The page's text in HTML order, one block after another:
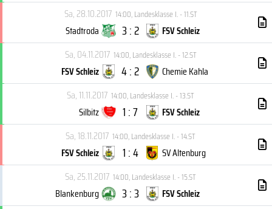
Sa, 28.10.2017 14:00,Landesklasse I. - 11.ST
Stadtroda 3 : 2
FSV Schleiz
Sa, 04.11.2017 14:00,Landesklasse I. - 12.ST
FSV Schleiz 4 : 2
Chemie Kahla
Sa, 11.11.2017 14:00,Landesklasse I. - 13.ST
Silbitz 1 : 7
FSV Schleiz
Sa, 18.11.2017 14:00,Landesklasse I. - 14.ST
FSV Schleiz 1 : 4
SV Altenburg
Sa, 25.11.2017 14:00,Landesklasse I. - 15.ST
Blankenburg 3 : 3
FSV Schleiz